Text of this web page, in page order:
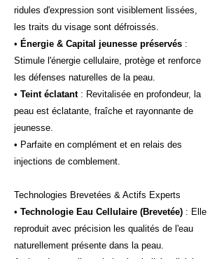
ridules d'expression sont visiblement lissées,
les traits du visage sont défroissés.
• Énergie & Capital jeunesse préservés :
Stimule l'énergie cellulaire, protège et renforce
les défenses naturelles de la peau.
• Teint éclatant : Revitalisée en profondeur, la
peau est éclatante, fraîche et rayonnante de
jeunesse.
• Parfaite en complément et en relais des
injections de comblement.
Technologies Brevetées & Actifs Experts
• Technologie Eau Cellulaire (Brevetée) : Elle
reproduit avec précision les qualités de l'eau
naturellement présente dans la peau.